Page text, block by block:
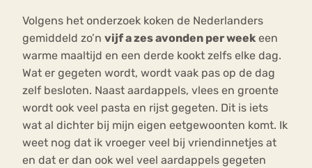
Volgens het onderzoek koken de Nederlanders
gemiddeld zo’n vijf a zes avonden per week een
warme maaltijd en een derde kookt zelfs elke dag.
Wat er gegeten wordt, wordt vaak pas op de dag
zelf besloten. Naast aardappels, vlees en groente
wordt ook veel pasta en rijst gegeten. Dit is iets
wat al dichter bij mijn eigen eetgewoonten komt. Ik
weet nog dat ik vroeger veel bij vriendinnetjes at
en dat er dan ook wel veel aardappels gegeten